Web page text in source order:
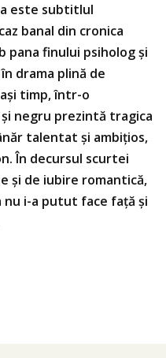
este subtitlul
banal din cronica
pana finului psiholog şi
drama plină de
timp, într-o
negru prezintă tragica
talentat şi ambiţios,
În decursul scurtei
şi de iubire romantică,
nu i-a putut face faţă şi